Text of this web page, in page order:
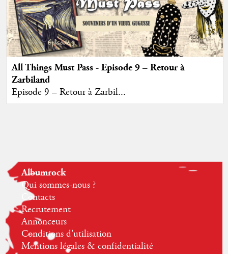
All Things Must Pass - Episode 9 – Retour à
Zarbiland
Episode 9 – Retour à Zarbil...
Albumrock
Qui sommes-nous ?
Contacts
Recrutement
Annonceurs
Conditions d'utilisation
Mentions légales & confidentialité